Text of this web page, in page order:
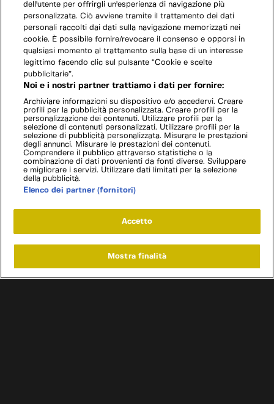
dell'utente per offrirgli un'esperienza di navigazione più
personalizzata. Ciò avviene tramite il trattamento dei dati
personali raccolti dai dati sulla navigazione memorizzati nei
cookie. È possibile fornire/revocare il consenso e opporsi in
qualsiasi momento al trattamento sulla base di un interesse
legittimo facendo clic sul pulsante “Cookie e scelte
pubblicitarie”.
Noi e i nostri partner trattiamo i dati per fornire:
Archiviare informazioni su dispositivo e/o accedervi. Creare
profili per la pubblicità personalizzata. Creare profili per la
personalizzazione dei contenuti. Utilizzare profili per la
selezione di contenuti personalizzati. Utilizzare profili per la
selezione di pubblicità personalizzata. Misurare le prestazioni
degli annunci. Misurare le prestazioni dei contenuti.
Comprendere il pubblico attraverso statistiche o la
combinazione di dati provenienti da fonti diverse. Sviluppare
e migliorare i servizi. Utilizzare dati limitati per la selezione
della pubblicità.
Elenco dei partner (fornitori)
Accetto
Mostra finalità